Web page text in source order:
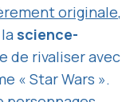
originale,
science-
de rivaliser avec
« Star Wars ».